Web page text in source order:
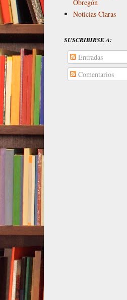
Obregón
Noticias Claras
SUSCRIBIRSE A:
Entradas
Comentarios